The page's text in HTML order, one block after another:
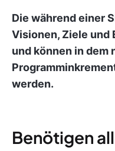
Die während einer
Visionen, Ziele und
und können in dem
werden.
Benötigen